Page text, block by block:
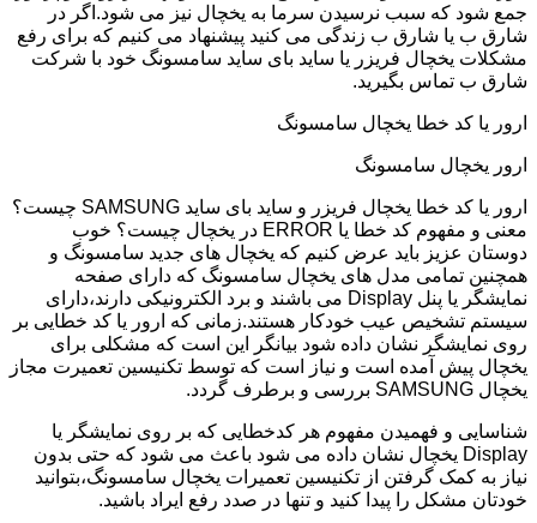
جمع شود که سبب نرسیدن سرما به یخچال نیز می شود.اگر در
شارق ب یا شارق ب زندگی می کنید پیشنهاد می کنیم که برای رفع
مشکلات یخچال فریزر یا ساید بای ساید سامسونگ خود با شرکت
شارق ب تماس بگیرید.
ارور یا کد خطا یخچال سامسونگ
ارور یخچال سامسونگ
ارور یا کد خطا یخچال فریزر و ساید بای ساید SAMSUNG چیست؟
معنی و مفهوم کد خطا یا ERROR در یخچال چیست؟ خوب
دوستان عزیز باید عرض کنیم که یخچال های جدید سامسونگ و
همچنین تمامی مدل های یخچال سامسونگ که دارای صفحه
نمایشگر یا پنل Display می باشند و برد الکترونیکی دارند،دارای
سیستم تشخیص عیب خودکار هستند.زمانی که ارور یا کد خطایی بر
روی نمایشگر نشان داده شود بیانگر این است که مشکلی برای
یخچال پیش آمده است و نیاز است که توسط تکنیسین تعمیرت مجاز
یخچال SAMSUNG بررسی و برطرف گردد.
شناسایی و فهمیدن مفهوم هر کدخطایی که بر روی نمایشگر یا
Display یخچال نشان داده می شود باعث می شود که حتی بدون
نیاز به کمک گرفتن از تکنیسین تعمیرات یخچال سامسونگ،بتوانید
خودتان مشکل را پیدا کنید و تنها در صدد رفع ایراد باشید.